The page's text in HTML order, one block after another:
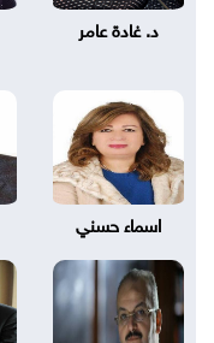
د. غادة عامر
اسماء حسني